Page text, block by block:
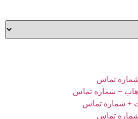
شماره تماس
+ شماره تماس
+ شماره تماس
شماره تماس